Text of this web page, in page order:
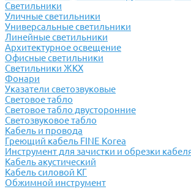
Светильники
Уличные светильники
Универсальные светильники
Линейные светильники
Архитектурное освещение
Офисные светильники
Светильники ЖКХ
Фонари
Указатели светозвуковые
Световое табло
Световое табло двусторонние
Светозвуковое табло
Кабель и провода
Греющий кабель FINE Korea
Инструмент для зачистки и обрезки
Кабель акустический
Кабель силовой КГ
Обжимной инструмент